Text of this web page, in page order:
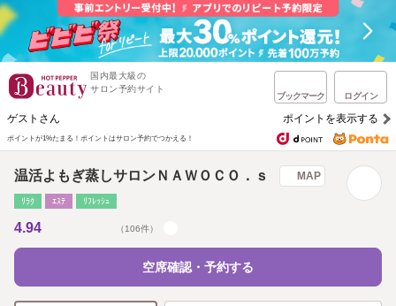
国内最大級の
サロン予約サイト
ブックマーク ログイン
ゲストさん ポイントを表示する
ポイントが1%たまる！ ポイントはサロン予約でつかえる！
温活よもぎ蒸しサロンＮＡＷＯＣＯ．ｓ MAP
ﾘﾗｸ ｴｽﾃ ﾘﾌﾚｯｼｭ
4.94 （106件）
空席確認・予約する